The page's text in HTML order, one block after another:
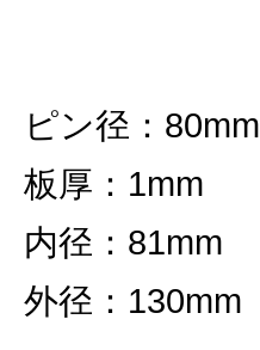
ピン径：80mm
板厚：1mm
内径：81mm
外径：130mm